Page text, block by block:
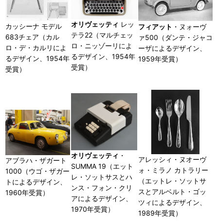
カッシーナ モデル
683チェア（カル
ロ・デ・カルリによ
るデザイン、1954年
受賞）
オリヴェッティ レッ
テラ22（マルチェッ
ロ・ニッゾーリによ
るデザイン、1954年
受賞）
フィアット ・ヌォーヴ
ァ500（ダンテ・ジャコ
ーザによるデザイン、
1959年受賞）
アブラハ・ザガート
1000（ウゴ・ザガー
トによるデザイン、
1960年受賞）
オリヴェッティ ・
SUMMA 19（エット
レ・ソットサスとハ
ンス・フォン・クリ
アによるデザイン、
1970年受賞）
アレッシィ・ヌオーヴ
ォ・ミラノ カトラリー
（エットレ・ソットサ
スとアルベルト・ゴッ
ツィによるデザイン、
1989年受賞）